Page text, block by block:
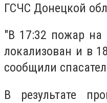
ГСЧС Донецкой
"В 17:32 пожар
локализован и в
сообщили
В результате